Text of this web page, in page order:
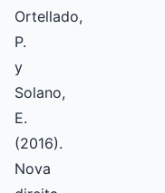
Ortellado,
P.
y
Solano,
E.
(2016).
Nova